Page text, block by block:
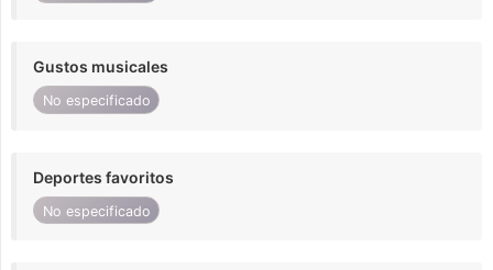
Gustos musicales
No especificado
Deportes favoritos
No especificado